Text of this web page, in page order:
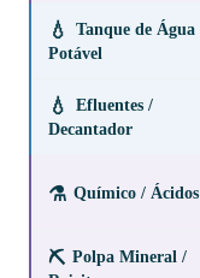
💧
Tanque de Água
Potável
💧
Efluentes /
Decantador
⚗️ Químico / Ácidos
⛏️ Polpa Mineral /